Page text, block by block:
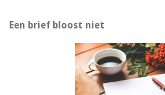
Een brief bloost niet